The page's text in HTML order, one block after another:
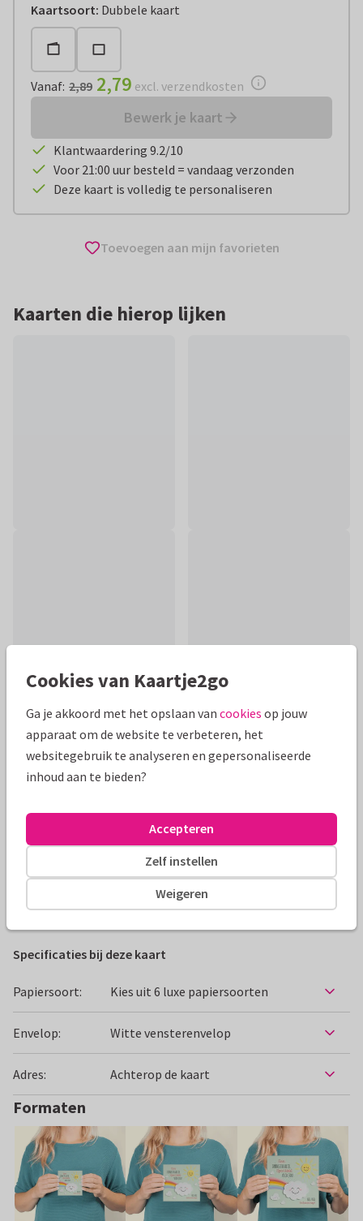
Kaartsoort: Dubbele kaart
Vanaf:€ 2,79 excl. verzendkosten
Vanaf: 2,89 2,79 excl. verzendkosten
Bewerk je kaart
Klantwaardering 9.2/10
Voor 21:00 uur besteld = vandaag verzonden
Deze kaart is volledig te personaliseren
Toevoegen aan mijn favorieten
Kaarten die hierop lijken
Productinformatie
Beterschapskaart voor een kind met de tekst: Een
een zonnetje, wolkje en een regenboog.
Alle kaarten zijn helemaal naar wens aan te passen
Beterschapskaarten Kalma Design
Specificaties bij deze kaart
Papiersoort: Kies uit 6 luxe papiersoorten
Envelop: Witte vensterenvelop
Adres: Achterop de kaart
Formaten
Cookies van Kaartje2go
Ga je akkoord met het opslaan van cookies op jouw
apparaat om de website te verbeteren, het
websitegebruik te analyseren en gepersonaliseerde
inhoud aan te bieden?
Weigeren
Zelf instellen
Accepteren